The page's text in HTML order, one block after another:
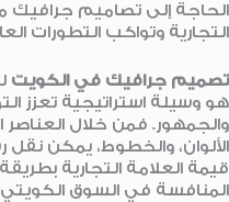
الحاجة إلى تصاميم
التجارية وتواكب التطورات
تصميم جرافيك في الكويت
هو وسيلة استراتيجية تعزز
والجمهور. فمن خلال العناصر
الألوان، والخطوط، يمكن
قيمة العلامة التجارية
المنافسة في السوق